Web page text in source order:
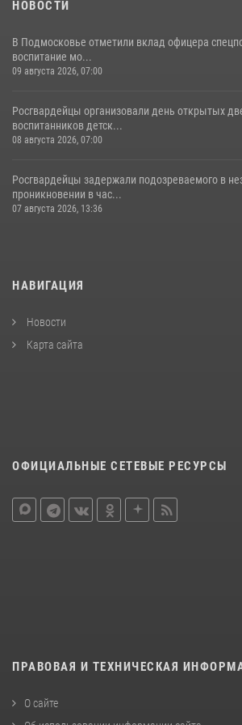
НОВОСТИ
В Подмосковье отметили вклад офицера
воспитание мо...
09 августа 2026, 07:00
Росгвардейцы организовали день открытых
воспитанников детск...
08 августа 2026, 07:00
Росгвардейцы задержали подозреваемого в
проникновении в час...
07 августа 2026, 13:36
НАВИГАЦИЯ
Новости
Карта сайта
ОФИЦИАЛЬНЫЕ СЕТЕВЫЕ РЕСУРСЫ
ПРАВОВАЯ И ТЕХНИЧЕСКАЯ
О сайте